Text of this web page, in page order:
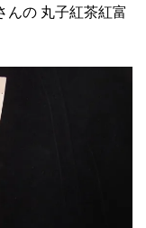
んの 丸子紅茶紅富